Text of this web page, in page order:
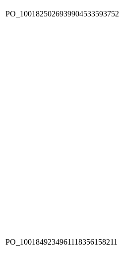
PO_1001825026939904533593752
PO_1001849234961118356158211